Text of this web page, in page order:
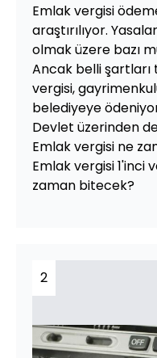
Emlak vergisi
araştırılıyor.
olmak üzere bazı
Ancak belli şartları
vergisi,
belediyeye
Devlet üzerinden
Emlak vergisi ne
Emlak vergisi 1'inci
zaman bitecek?
2